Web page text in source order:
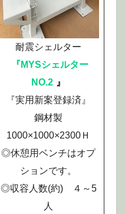
耐震シェルター
『MYSシェルター
NO.2 』
『実用新案登録済』
鋼材製
1000×1000×2300Ｈ
◎休憩用ベンチはオプ
ションです。
◎収容人数(約) ４～5
人